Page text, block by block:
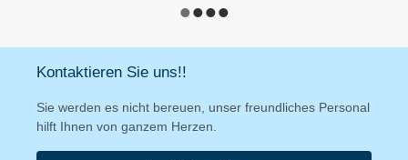
Kontaktieren Sie uns!!
Sie werden es nicht bereuen, unser freundliches Personal
hilft Ihnen von ganzem Herzen.